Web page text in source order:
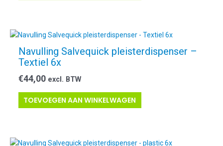
Navulling Salvequick pleisterdispenser –
Textiel 6x
€44,00 excl. BTW
TOEVOEGEN AAN WINKELWAGEN